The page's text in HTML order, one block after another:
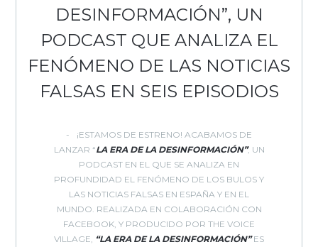
DESINFORMACIÓN”, UN
PODCAST QUE ANALIZA EL
FENÓMENO DE LAS NOTICIAS
FALSAS EN SEIS EPISODIOS
¡ESTAMOS DE ESTRENO! ACABAMOS DE
LANZAR “LA ERA DE LA DESINFORMACIÓN”, UN
PODCAST EN EL QUE SE ANALIZA EN
PROFUNDIDAD EL FENÓMENO DE LOS BULOS Y
LAS NOTICIAS FALSAS EN ESPAÑA Y EN EL
MUNDO. REALIZADA EN COLABORACIÓN CON
FACEBOOK, Y PRODUCIDO POR THE VOICE
VILLAGE, “LA ERA DE LA DESINFORMACIÓN”ES